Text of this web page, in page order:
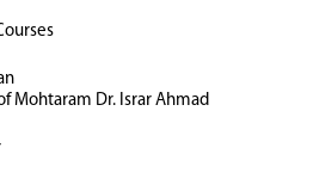
Mohtaram Dr. Israr Ahmad